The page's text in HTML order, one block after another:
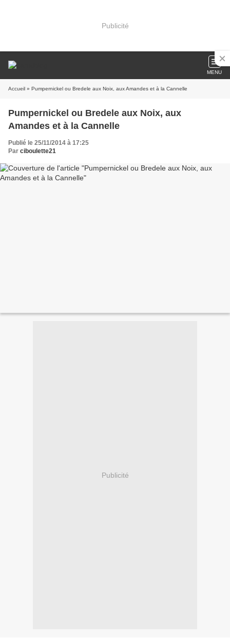
Publicité
MENU
Accueil » Pumpernickel ou Bredele aux Noix, aux Amandes et à la Cannelle
Pumpernickel ou Bredele aux Noix, aux
Amandes et à la Cannelle
Publié le 25/11/2014 à 17:25
Par ciboulette21
Publicité